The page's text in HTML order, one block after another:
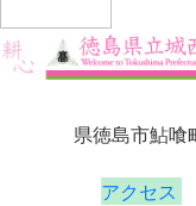
所
県徳島市
アクセス